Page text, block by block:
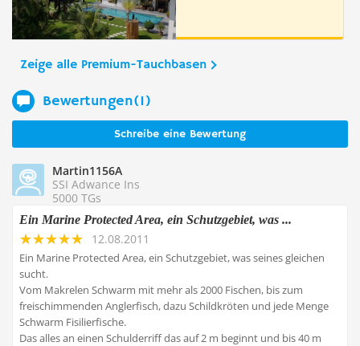
Zeige alle Premium-Tauchbasen
Bewertungen(1)
Schreibe eine Bewertung
Martin1156A
SSI Adwance Ins
5000 TGs
Ein Marine Protected Area, ein Schutzgebiet, was ...
12.08.2011
Ein Marine Protected Area, ein Schutzgebiet, was seines gleichen
sucht.
Vom Makrelen Schwarm mit mehr als 2000 Fischen, bis zum
freischimmenden Anglerfisch, dazu Schildkröten und jede Menge
Schwarm Fisilierfische.
Das alles an einen Schulderriff das auf 2 m beginnt und bis 40 m